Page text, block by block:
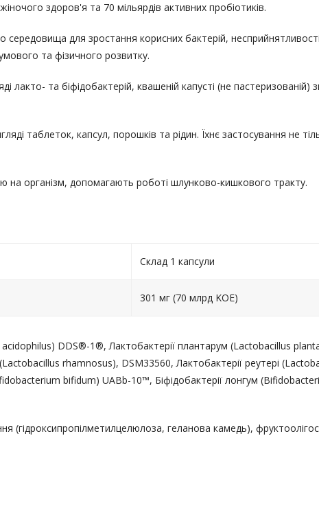
здоров'я та 70 мільярдів активних пробіотиків.
для зростання корисних бактерій,
та фізичного розвитку.
лакто- та біфідобактерій, квашеній капусті (не
таблеток, капсул, порошків та рідин. Їхнє застосування не
на організм, допомагають роботі шлунково-кишкового тракту.
Склад 1 капсули
301 мг (70 млрд KOE)
DDS®-1®, Лактобактерії плантарум (Lactobacillus
rhamnosus), DSM33560, Лактобактерії реутері
bifidum) UABb-10™, Біфідобактерії лонгум
(гідроксипропілметилцелюлоза, геланова камедь),